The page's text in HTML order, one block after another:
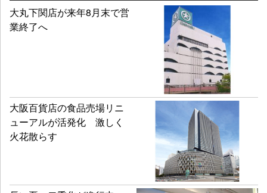
大丸下関店が来年8月末で営
業終了へ
大阪百貨店の食品売場リニ
ューアルが活発化 激しく
火花散らす